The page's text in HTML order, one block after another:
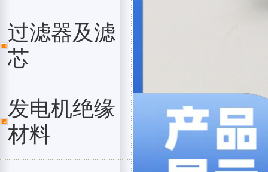
过滤器及滤
芯
发电机绝缘
材料